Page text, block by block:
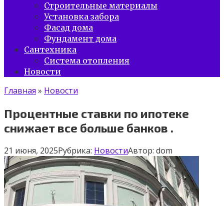
Строительные материалы
Установка забора
Фасад дома
Фундамент дома
Сантехника
Система отопления
Новости
Главная » Новости
Процентные ставки по ипотеке
снижает все больше банков .
21 июня, 2025Рубрика: НовостиАвтор: dom